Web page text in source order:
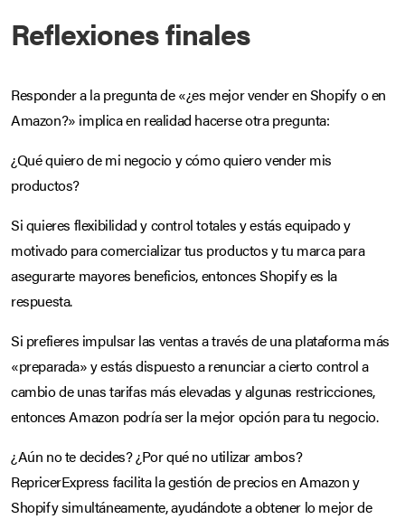
Reflexiones finales
Responder a la pregunta de «¿es mejor vender en Shopify o en
Amazon?» implica en realidad hacerse otra pregunta:
¿Qué quiero de mi negocio y cómo quiero vender mis
productos?
Si quieres flexibilidad y control totales y estás equipado y
motivado para comercializar tus productos y tu marca para
asegurarte mayores beneficios, entonces Shopify es la
respuesta.
Si prefieres impulsar las ventas a través de una plataforma más
«preparada» y estás dispuesto a renunciar a cierto control a
cambio de unas tarifas más elevadas y algunas restricciones,
entonces Amazon podría ser la mejor opción para tu negocio.
¿Aún no te decides? ¿Por qué no utilizar ambos?
RepricerExpress facilita la gestión de precios en Amazon y
Shopify simultáneamente, ayudándote a obtener lo mejor de